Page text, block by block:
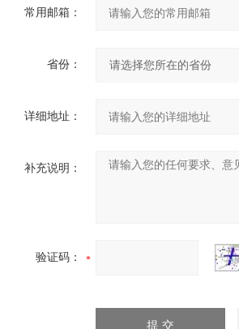
常用邮箱：
省份：
详细地址：
补充说明：
验证码：